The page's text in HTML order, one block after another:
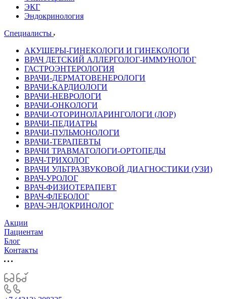
ЭКГ
Эндокринология
Специалисты
АКУШЕРЫ-ГИНЕКОЛОГИ И ГИНЕКОЛОГИ
ВРАЧ ДЕТСКИЙ АЛЛЕРГОЛОГ-ИММУНОЛОГ
ГАСТРОЭНТЕРОЛОГИЯ
ВРАЧИ-ДЕРМАТОВЕНЕРОЛОГИ
ВРАЧИ-КАРДИОЛОГИ
ВРАЧИ-НЕВРОЛОГИ
ВРАЧИ-ОНКОЛОГИ
ВРАЧИ-ОТОРИНОЛАРИНГОЛОГИ (ЛОР)
ВРАЧИ-ПЕДИАТРЫ
ВРАЧИ-ПУЛЬМОНОЛОГИ
ВРАЧИ-ТЕРАПЕВТЫ
ВРАЧИ ТРАВМАТОЛОГИ-ОРТОПЕДЫ
ВРАЧ-ТРИХОЛОГ
ВРАЧИ УЛЬТРАЗВУКОВОЙ ДИАГНОСТИКИ (УЗИ)
ВРАЧ-УРОЛОГ
ВРАЧ-ФИЗИОТЕРАПЕВТ
ВРАЧ-ФЛЕБОЛОГ
ВРАЧ-ЭНДОКРИНОЛОГ
Акции
Пациентам
Блог
Контакты